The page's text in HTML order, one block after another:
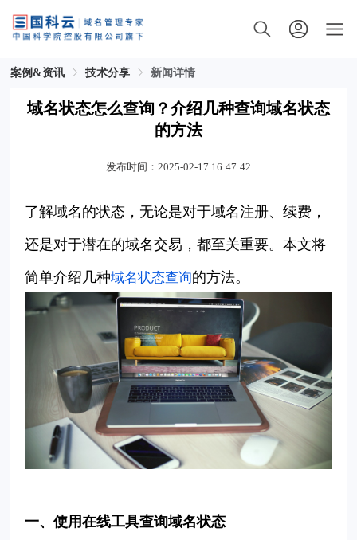
案例&资讯 技术分享 新闻详情
域名状态怎么查询？介绍几种查询域名状态
的方法
发布时间：2025-02-17 16:47:42
了解域名的状态，无论是对于域名注册、续费，
还是对于潜在的域名交易，都至关重要。本文将
简单介绍几种域名状态查询的方法。
一、使用在线工具查询域名状态